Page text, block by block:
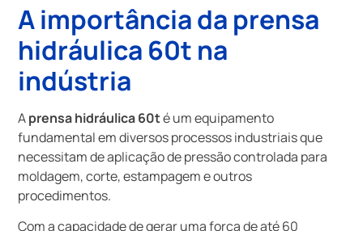
A importância da prensa
hidráulica 60t na
indústria
Aprensa hidráulica 60té um equipamento
fundamental em diversos processos industriais que
necessitam de aplicação de pressão controlada para
moldagem, corte, estampagem e outros
procedimentos.
Com a capacidade de gerar uma força de até 60